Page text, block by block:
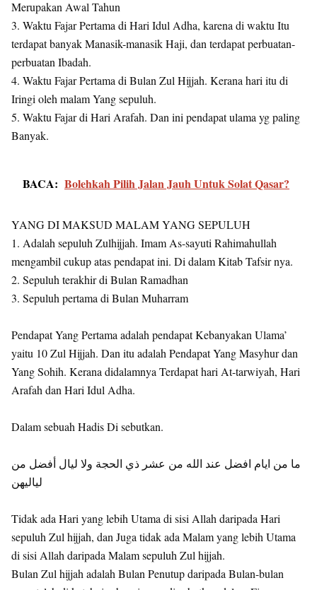
Merupakan Awal Tahun
3. Waktu Fajar Pertama di Hari Idul Adha, karena di waktu Itu
terdapat banyak Manasik-manasik Haji, dan terdapat perbuatan-
perbuatan Ibadah.
4. Waktu Fajar Pertama di Bulan Zul Hijjah. Kerana hari itu di
Iringi oleh malam Yang sepuluh.
5. Waktu Fajar di Hari Arafah. Dan ini pendapat ulama yg paling
Banyak.
BACA: Bolehkah Pilih Jalan Jauh Untuk Solat Qasar?
YANG DI MAKSUD MALAM YANG SEPULUH
1. Adalah sepuluh Zulhijjah. Imam As-sayuti Rahimahullah
mengambil cukup atas pendapat ini. Di dalam Kitab Tafsir nya.
2. Sepuluh terakhir di Bulan Ramadhan
3. Sepuluh pertama di Bulan Muharram
Pendapat Yang Pertama adalah pendapat Kebanyakan Ulama’
yaitu 10 Zul Hijjah. Dan itu adalah Pendapat Yang Masyhur dan
Yang Sohih. Kerana didalamnya Terdapat hari At-tarwiyah, Hari
Arafah dan Hari Idul Adha.
Dalam sebuah Hadis Di sebutkan.
ما من ايام افضل عند الله من عشر ذي الحجة ولا ليال أفضل من
لياليهن
Tidak ada Hari yang lebih Utama di sisi Allah daripada Hari
sepuluh Zul hijjah, dan Juga tidak ada Malam yang lebih Utama
di sisi Allah daripada Malam sepuluh Zul hijjah.
Bulan Zul hijjah adalah Bulan Penutup daripada Bulan-bulan